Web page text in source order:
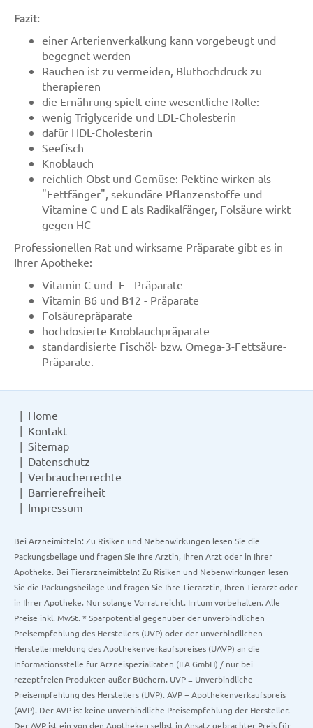
Fazit:
einer Arterienverkalkung kann vorgebeugt und
begegnet werden
Rauchen ist zu vermeiden, Bluthochdruck zu
therapieren
die Ernährung spielt eine wesentliche Rolle:
wenig Triglyceride und LDL-Cholesterin
dafür HDL-Cholesterin
Seefisch
Knoblauch
reichlich Obst und Gemüse: Pektine wirken als
"Fettfänger", sekundäre Pflanzenstoffe und
Vitamine C und E als Radikalfänger, Folsäure wirkt
gegen HC
Professionellen Rat und wirksame Präparate gibt es in
Ihrer Apotheke:
Vitamin C und -E - Präparate
Vitamin B6 und B12 - Präparate
Folsäurepräparate
hochdosierte Knoblauchpräparate
standardisierte Fischöl- bzw. Omega-3-Fettsäure-
Präparate.
Home
Kontakt
Sitemap
Datenschutz
Verbraucherrechte
Barrierefreiheit
Impressum
Bei Arzneimitteln: Zu Risiken und Nebenwirkungen lesen Sie die
Packungsbeilage und fragen Sie Ihre Ärztin, Ihren Arzt oder in Ihrer
Apotheke. Bei Tierarzneimitteln: Zu Risiken und Nebenwirkungen lesen
Sie die Packungsbeilage und fragen Sie Ihre Tierärztin, Ihren Tierarzt oder
in Ihrer Apotheke. Nur solange Vorrat reicht. Irrtum vorbehalten. Alle
Preise inkl. MwSt. * Sparpotential gegenüber der unverbindlichen
Preisempfehlung des Herstellers (UVP) oder der unverbindlichen
Herstellermeldung des Apothekenverkaufspreises (UAVP) an die
Informationsstelle für Arzneispezialitäten (IFA GmbH) / nur bei
rezeptfreien Produkten außer Büchern. UVP = Unverbindliche
Preisempfehlung des Herstellers (UVP). AVP = Apothekenverkaufspreis
(AVP). Der AVP ist keine unverbindliche Preisempfehlung der Hersteller.
Der AVP ist ein von den Apotheken selbst in Ansatz gebrachter Preis für